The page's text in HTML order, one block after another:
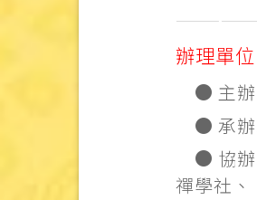
辦理單位
● 主辦
● 承辦
● 協辦
禪學社、